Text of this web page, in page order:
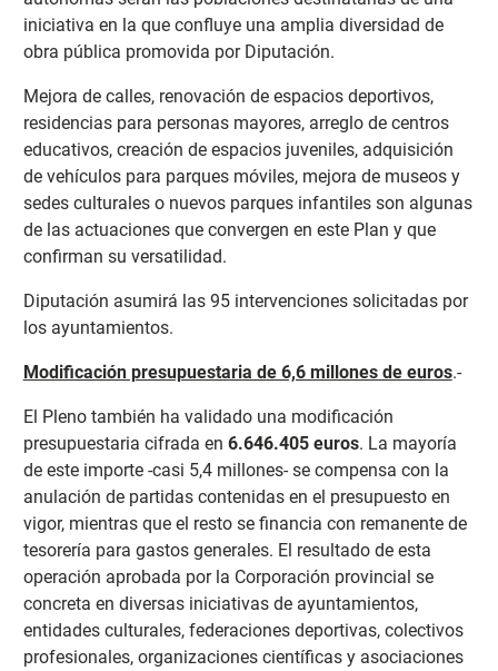
iniciativa en la que confluye una amplia diversidad de
obra pública promovida por Diputación.
Mejora de calles, renovación de espacios deportivos,
residencias para personas mayores, arreglo de centros
educativos, creación de espacios juveniles, adquisición
de vehículos para parques móviles, mejora de museos y
sedes culturales o nuevos parques infantiles son algunas
de las actuaciones que convergen en este Plan y que
confirman su versatilidad.
Diputación asumirá las 95 intervenciones solicitadas por
los ayuntamientos.
Modificación presupuestaria de 6,6 millones de euros.-
El Pleno también ha validado una modificación
presupuestaria cifrada en 6.646.405 euros. La mayoría
de este importe -casi 5,4 millones- se compensa con la
anulación de partidas contenidas en el presupuesto en
vigor, mientras que el resto se financia con remanente de
tesorería para gastos generales. El resultado de esta
operación aprobada por la Corporación provincial se
concreta en diversas iniciativas de ayuntamientos,
entidades culturales, federaciones deportivas, colectivos
profesionales, organizaciones científicas y asociaciones